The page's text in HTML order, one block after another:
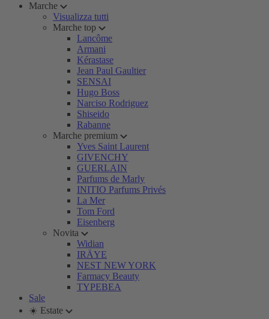
Marche
Visualizza tutti
Marche top
Lancôme
Armani
Kérastase
Jean Paul Gaultier
SENSAI
Hugo Boss
Narciso Rodriguez
Shiseido
Rabanne
Marche premium
Yves Saint Laurent
GIVENCHY
GUERLAIN
Parfums de Marly
INITIO Parfums Privés
La Mer
Tom Ford
Eisenberg
Novita
Widian
IRÄYE
NEST NEW YORK
Farmacy Beauty
TYPEBEA
Sale
☀️ Estate